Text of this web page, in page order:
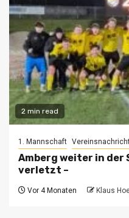
2 min read
1. Mannschaft
Amberg weiter in der
verletzt –
Vor 4 Monaten Klaus